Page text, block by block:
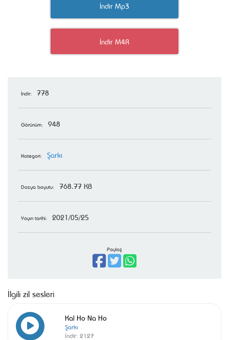
İndir Mp3
İndir M4R
İndir: 778
Görünüm: 948
Kategori: Şarkı
Dosya boyutu: 768.77 KB
Yayın tarihi: 2021/05/25
Paylaş
İlgili zil sesleri
Kal Ho Na Ho
Şarkı
İndir: 2127